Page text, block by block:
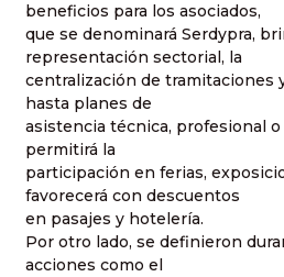
beneficios para los asociados,
que se denominará Serdypra,
representación sectorial, la
centralización de tramitaciones
hasta planes de
asistencia técnica, profesional o
permitirá la
participación en ferias,
favorecerá con descuentos
en pasajes y hotelería.
Por otro lado, se definieron
acciones como el